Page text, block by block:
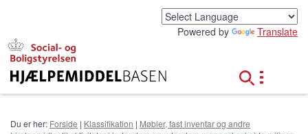
Powered by Translate
Du er her: Forside | Klassifikation | Møbler, fast inventar og andre